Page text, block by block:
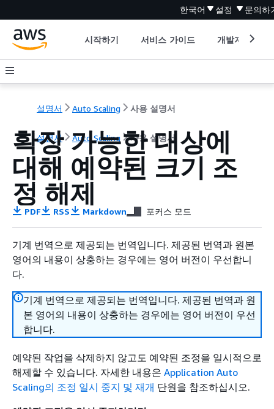
한국어 설정 문의하
시작하기 서비스 가이드 개발자 도구
설명서 Auto Scaling 사용 설명서
설명서 Auto Scaling 사용 설명서
확장 가능한 대상에
대해 예약된 크기 조
정 해제
PDF RSS Markdown 포커스 모드
기계 번역으로 제공되는 번역입니다. 제공된 번역과 원본
영어의 내용이 상충하는 경우에는 영어 버전이 우선합니
다.
기계 번역으로 제공되는 번역입니다. 제공된 번역과 원
본 영어의 내용이 상충하는 경우에는 영어 버전이 우선
합니다.
예약된 작업을 삭제하지 않고도 예약된 조정을 일시적으로
해제할 수 있습니다. 자세한 내용은 Application Auto
Scaling의 조정 일시 중지 및 재개 단원을 참조하십시오.